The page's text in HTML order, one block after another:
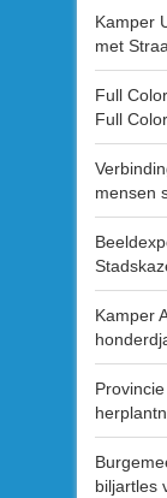
Kamper
met
Full
Full
mensen
Kamper
biljartles